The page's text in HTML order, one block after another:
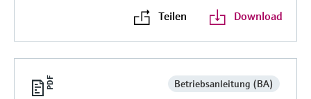
Teilen Download
Betriebsanleitung (BA)